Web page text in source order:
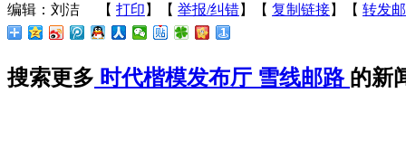
编辑：刘洁
【 打印 】【 举报/纠错】【 复制链接】【 转发
搜索更多 时代楷模发布厅 雪线邮路 的新